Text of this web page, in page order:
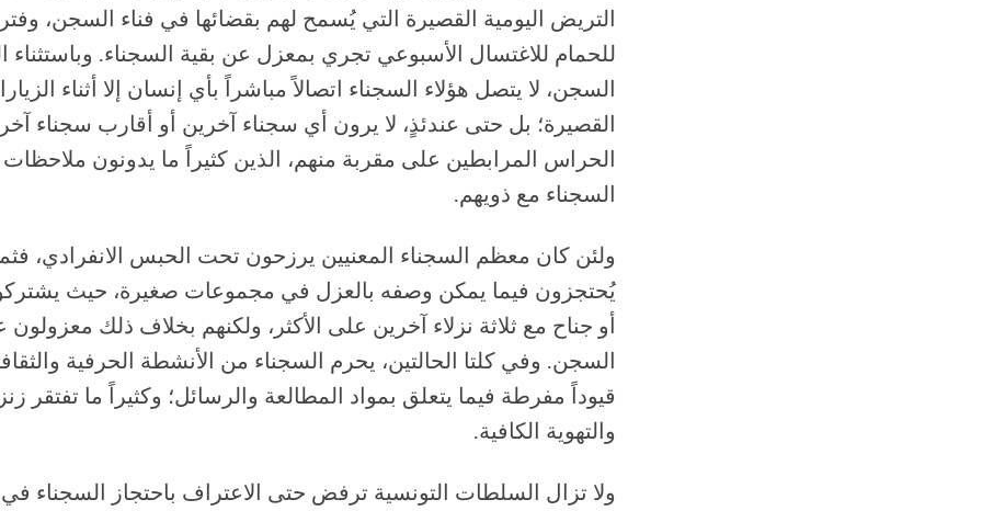
التريض اليومية القصيرة التي يُسمح لهم بقضائها في فناء السجن،
للحمام للاغتسال الأسبوعي تجري بمعزل عن بقية السجناء.
السجن، لا يتصل هؤلاء السجناء اتصالاً مباشراً بأي إنسان إلا أثناء
القصيرة؛ بل حتى عندئذٍ، لا يرون أي سجناء آخرين أو أقارب سجناء
الحراس المرابطين على مقربة منهم، الذين كثيراً ما يدونون ملاحظات
السجناء مع ذويهم.
ولئن كان معظم السجناء المعنيين يرزحون تحت الحبس الانفرادي،
يُحتجزون فيما يمكن وصفه بالعزل في مجموعات صغيرة، حيث
أو جناح مع ثلاثة نزلاء آخرين على الأكثر، ولكنهم بخلاف ذلك معزولون
السجن. وفي كلتا الحالتين، يحرم السجناء من الأنشطة الحرفية
قيوداً مفرطة فيما يتعلق بمواد المطالعة والرسائل؛ وكثيراً ما تفتقر
والتهوية الكافية.
ولا تزال السلطات التونسية ترفض حتى الاعتراف باحتجاز السجناء